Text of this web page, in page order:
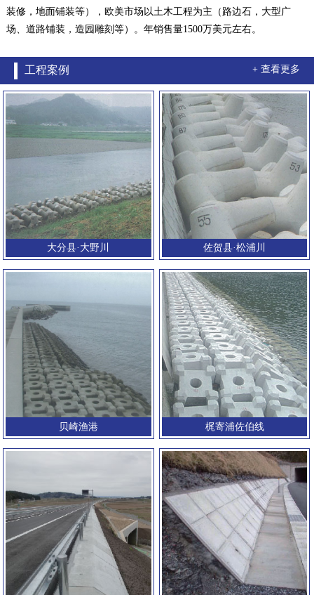
装修，地面铺装等），欧美市场以土木工程为主（路边石，大型广
场、道路铺装，造园雕刻等）。年销售量1500万美元左右。
+ 查看更多
工程案例
大分县·大野川 佐贺县·松浦川
贝崎渔港 梶寄浦佐伯线